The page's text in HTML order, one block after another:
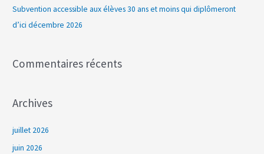
rSubvention accessible aux élèves 30 ans et moins qui diplômeront
d’ici décembre 2026
Commentaires récents
Archives
juillet 2026
juin 2026